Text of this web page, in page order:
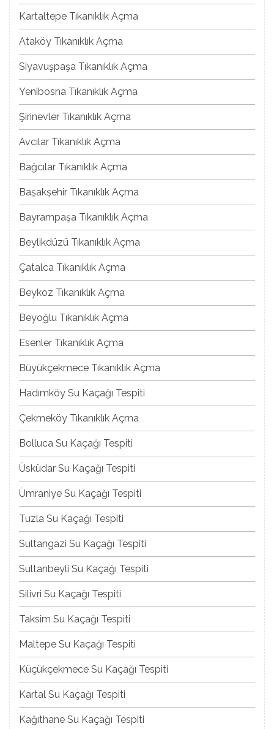
Kartaltepe Tıkanıklık Açma
Ataköy Tıkanıklık Açma
Siyavuşpaşa Tıkanıklık Açma
Yenibosna Tıkanıklık Açma
Şirinevler Tıkanıklık Açma
Avcılar Tıkanıklık Açma
Bağcılar Tıkanıklık Açma
Başakşehir Tıkanıklık Açma
Bayrampaşa Tıkanıklık Açma
Beylikdüzü Tıkanıklık Açma
Çatalca Tıkanıklık Açma
Beykoz Tıkanıklık Açma
Beyoğlu Tıkanıklık Açma
Esenler Tıkanıklık Açma
Büyükçekmece Tıkanıklık Açma
Hadımköy Su Kaçağı Tespiti
Çekmeköy Tıkanıklık Açma
Bolluca Su Kaçağı Tespiti
Üsküdar Su Kaçağı Tespiti
Ümraniye Su Kaçağı Tespiti
Tuzla Su Kaçağı Tespiti
Sultangazi Su Kaçağı Tespiti
Sultanbeyli Su Kaçağı Tespiti
Silivri Su Kaçağı Tespiti
Taksim Su Kaçağı Tespiti
Maltepe Su Kaçağı Tespiti
Küçükçekmece Su Kaçağı Tespiti
Kartal Su Kaçağı Tespiti
Kağıthane Su Kaçağı Tespiti